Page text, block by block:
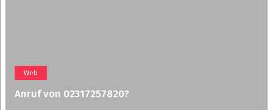
Web
Anruf von 02317257820?